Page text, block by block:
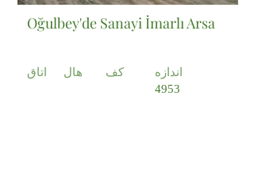
Oğulbey'de Sanayi İmarlı Arsa
اتاق هال کف
اندازه
4953